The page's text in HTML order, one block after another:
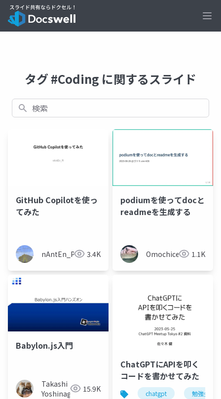
タグ #Coding に関するスライド
検索
GitHub Copilotを使っ
てみた
nAntEn_Pi 3.4K
podiumを使ってdocと
readmeを生成する
Omochice 1.1K
Babylon.js入門
Takashi
Yoshinaga
15.9K
ChatGPTにAPIを叩く
コードを書かせてみた
chatgpt 勉強会